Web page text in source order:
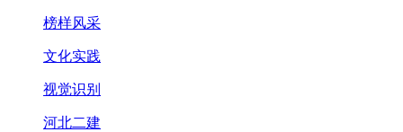
榜样风采
文化实践
视觉识别
河北二建